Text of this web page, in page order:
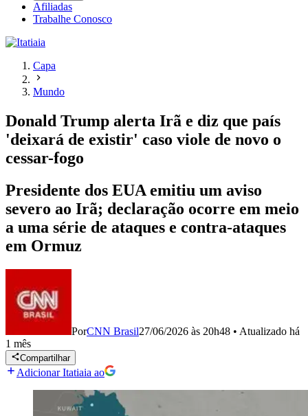
Afiliadas
Trabalhe Conosco
Capa
Mundo
Donald Trump alerta Irã e diz que país
'deixará de existir' caso viole de novo o
cessar-fogo
Presidente dos EUA emitiu um aviso
severo ao Irã; declaração ocorre em meio
a uma série de ataques e contra-ataques
em Ormuz
PorCNN Brasil27/06/2026 às 20h48 • Atualizado há
1 mês
Compartilhar
Adicionar Itatiaia ao